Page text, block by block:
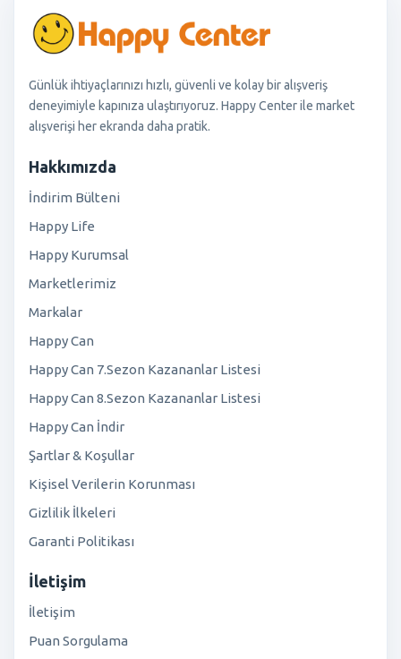
Günlük ihtiyaçlarınızı hızlı, güvenli ve kolay bir alışveriş
deneyimiyle kapınıza ulaştırıyoruz. Happy Center ile market
alışverişi her ekranda daha pratik.
Hakkımızda
İndirim Bülteni
Happy Life
Happy Kurumsal
Marketlerimiz
Markalar
Happy Can
Happy Can 7.Sezon Kazananlar Listesi
Happy Can 8.Sezon Kazananlar Listesi
Happy Can İndir
Şartlar & Koşullar
Kişisel Verilerin Korunması
Gizlilik İlkeleri
Garanti Politikası
İletişim
İletişim
Puan Sorgulama